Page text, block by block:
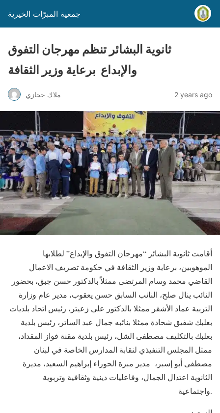
جمعية المبرّات الخيرية
ثانوية البشائر تنظم مهرجان التفوق
والإبداع برعاية وزير الثقافة
ملاك حجازي 2 years ago
أقامت ثانوية البشائر “مهرجان التفوق والإبداع” لطلابها
الموهوبين، برعاية وزير الثقافة في حكومة تصريف الاعمال
القاضي محمد وسام المرتضى ممثلاً بالدكتور حسن جبق، بحضور
النائب ينال صلح، النائب السابق حسن يعقوب، مدير عام وزارة
التربية عماد الأشقر ممثلا بالدكتور علي زعيتر، رئيس اتحاد بلديات
بعلبك شفيق شحادة ممثلا بنائبه جمال عبد الساتر، رئيس بلدية
بعلبك بالتكليف مصطفى الشل، رئيس بلدية مقنة فواز المقداد،
ممثل المجلس التنفيذي لنقابة المدارس الخاصة في لبنان
مصطفى أبو إسبر، مدير مبرة الحوراء إبراهيم السعيد، مديرة
الثانوية اعتدال الجمال، وفاعليات دينية وثقافية وتربوية
واجتماعية.